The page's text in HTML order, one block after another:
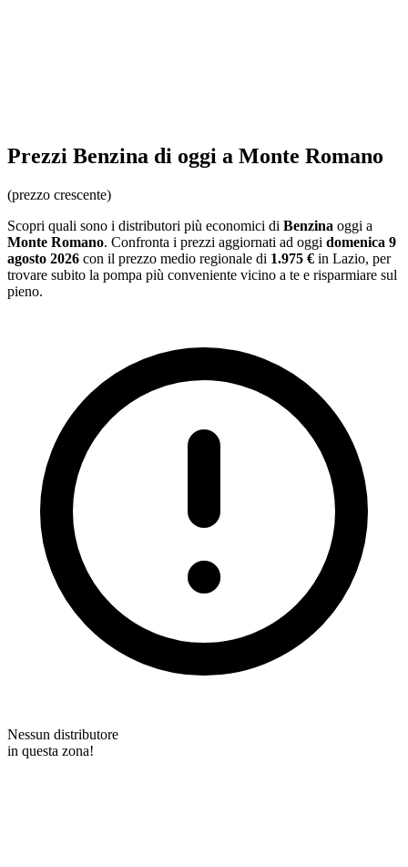
Prezzi Benzina di oggi a Monte Romano
(prezzo crescente)
Scopri quali sono i distributori più economici di Benzina oggi a
Monte Romano. Confronta i prezzi aggiornati ad oggi domenica 9
agosto 2026 con il prezzo medio regionale di 1.975 € in Lazio, per
trovare subito la pompa più conveniente vicino a te e risparmiare sul
pieno.
Nessun distributore
in questa zona!